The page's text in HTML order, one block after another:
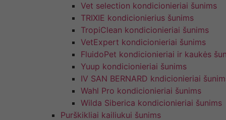
Vet selection kondicionieriai šunims
TRIXIE kondicionierius šunims
TropiClean kondicionieriai šunims
VetExpert kondicionieriai šunims
FluidoPet kondicionieriai ir kaukės
Yuup kondicionieriai šunims
IV SAN BERNARD kndicionieriai
Wahl Pro kondicionieriai šunims
Wilda Siberica kondicionieriai šunims
Purškikliai kailiukui šunims